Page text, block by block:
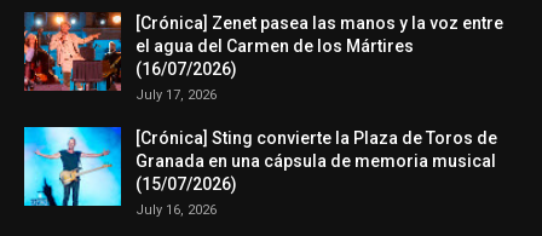
[Crónica] Zenet pasea las manos y la voz entre
el agua del Carmen de los Mártires
(16/07/2026)
July 17, 2026
[Crónica] Sting convierte la Plaza de Toros de
Granada en una cápsula de memoria musical
(15/07/2026)
July 16, 2026